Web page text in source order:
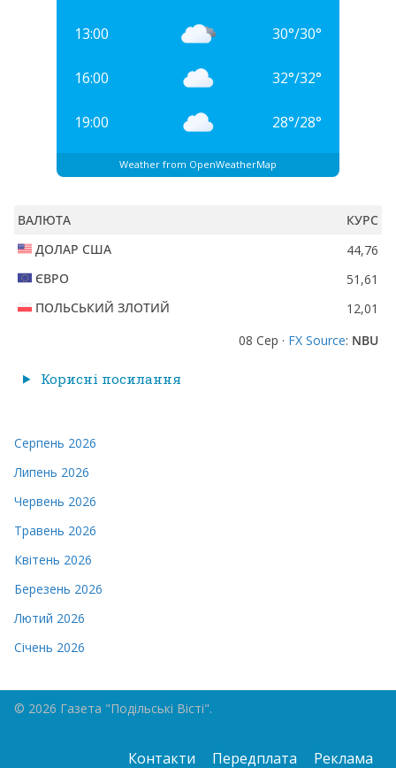
13:00 30°/30°
16:00 32°/32°
19:00 28°/28°
Weather from OpenWeatherMap
ВАЛЮТА
КУРС
ДОЛАР США
44,76
ЄВРО
51,61
ПОЛЬСЬКИЙ ЗЛОТИЙ
12,01
08 Сер · FX Source: NBU
Корисні посилання
Серпень 2026
Липень 2026
Червень 2026
Травень 2026
Квітень 2026
Березень 2026
Лютий 2026
Січень 2026
© 2026 Газета "Подільські Вісті".
Контакти Передплата Реклама